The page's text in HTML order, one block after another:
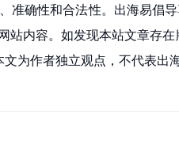
准确性和合法性。出海易倡
站内容。如发现本站文章存
为作者独立观点，不代表出海